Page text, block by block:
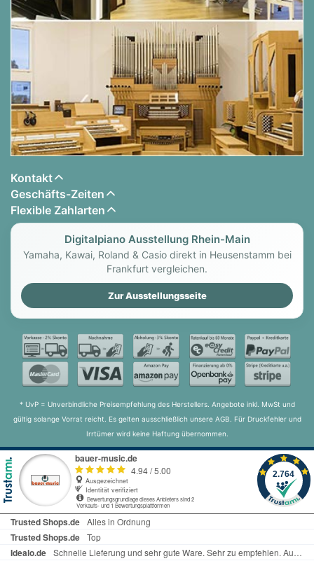
Kontakt
Geschäfts-Zeiten
Flexible Zahlarten
Digitalpiano Ausstellung Rhein-Main
Yamaha, Kawai, Roland & Casio direkt in Heusenstamm bei
Frankfurt vergleichen.
Zur Ausstellungsseite
* UvP = Unverbindliche Preisempfehlung des Herstellers. Angebote inkl. MwSt und
gültig solange Vorrat reicht. Es gelten ausschließlich unsere AGB. Für Druckfehler und
Irrtümer wird keine Haftung übernommen.